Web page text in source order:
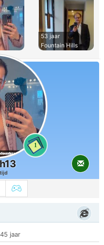
53 jaar
Fountain Hills
1
45 jaar